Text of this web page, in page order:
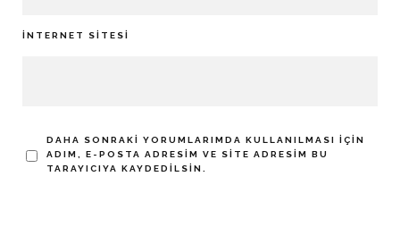
İNTERNET SITESI
DAHA SONRAKI YORUMLARIMDA KULLANILMASI IÇIN
ADIM, E-POSTA ADRESIM VE SITE ADRESIM BU
TARAYICIYA KAYDEDILSIN.